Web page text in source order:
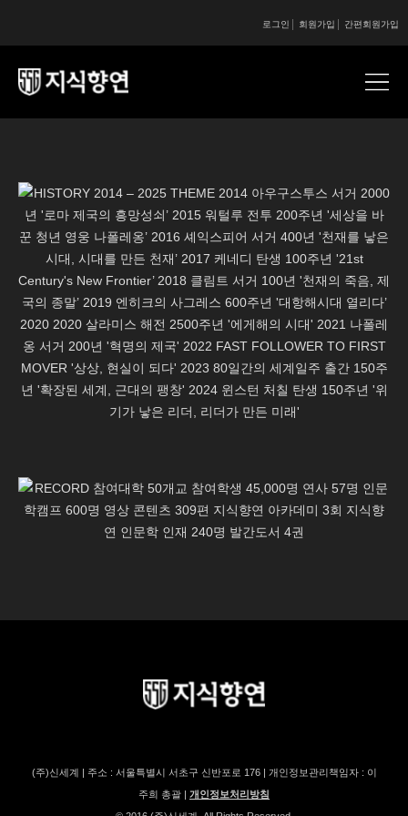
간편회원가입
회원가입
로그인
(주)신세계 | 주소 : 서울특별시 서초구 신반포로 176 | 개인정보관리책임자 : 이
주희 총괄 | 개인정보처리방침